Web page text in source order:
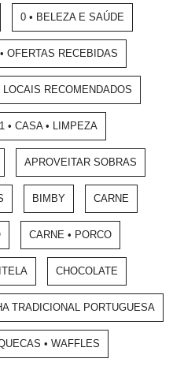
0 • BELEZA E SAÚDE
OFERTAS RECEBIDAS
RECOMENDADOS
1 • CASA • LIMPEZA
APROVEITAR SOBRAS
BIMBY CARNE
CARNE • PORCO
CHOCOLATE
TRADICIONAL PORTUGUESA
• WAFFLES